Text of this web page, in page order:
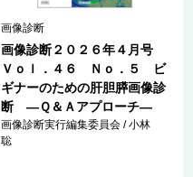
画像診断
画像診断２０２６年４月号
Ｖｏｌ．４６ Ｎｏ．５ ビ
ギナーのための肝胆膵画像診
断 ―Ｑ＆Ａアプローチ―
画像診断実行編集委員会 / 小林
聡